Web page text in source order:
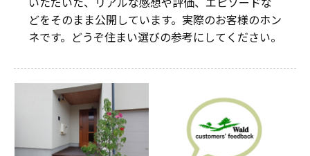
どをそのまま公開しています。実際のお客様のホン
ネです。どうぞ住まい選びの参考にしてください。